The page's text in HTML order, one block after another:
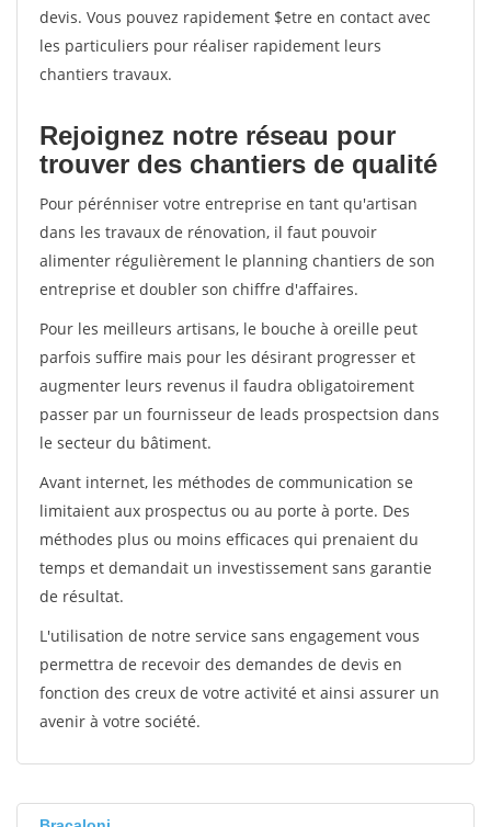
devis. Vous pouvez rapidement $etre en contact avec
les particuliers pour réaliser rapidement leurs
chantiers travaux.
Rejoignez notre réseau pour
trouver des chantiers de qualité
Pour pérénniser votre entreprise en tant qu'artisan
dans les travaux de rénovation, il faut pouvoir
alimenter régulièrement le planning chantiers de son
entreprise et doubler son chiffre d'affaires.
Pour les meilleurs artisans, le bouche à oreille peut
parfois suffire mais pour les désirant progresser et
augmenter leurs revenus il faudra obligatoirement
passer par un fournisseur de leads prospectsion dans
le secteur du bâtiment.
Avant internet, les méthodes de communication se
limitaient aux prospectus ou au porte à porte. Des
méthodes plus ou moins efficaces qui prenaient du
temps et demandait un investissement sans garantie
de résultat.
L'utilisation de notre service sans engagement vous
permettra de recevoir des demandes de devis en
fonction des creux de votre activité et ainsi assurer un
avenir à votre société.